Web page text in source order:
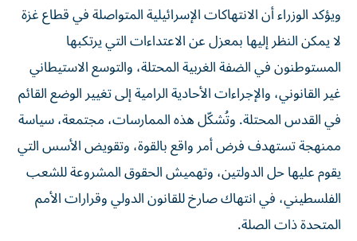
ويؤكد الوزراء أن الانتهاكات الإسرائيلية المتواصلة في قطاع غزة
لا يمكن النظر إليها بمعزل عن الاعتداءات التي يرتكبها
المستوطنون في الضفة الغربية المحتلة، والتوسع الاستيطاني
غير القانوني، والإجراءات الأحادية الرامية إلى تغيير الوضع القائم
في القدس المحتلة. وتُشكّل هذه الممارسات، مجتمعة، سياسة
ممنهجة تستهدف فرض أمر واقع بالقوة، وتقويض الأسس التي
يقوم عليها حل الدولتين، وتهميش الحقوق المشروعة للشعب
الفلسطيني، في انتهاك صارخ للقانون الدولي وقرارات الأمم
المتحدة ذات الصلة.